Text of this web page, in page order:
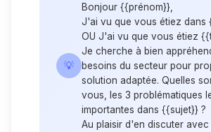
💡
Bonjour {{prénom}},
J'ai vu que vous étiez dans
OU J'ai vu que vous étiez
Je cherche à bien
besoins du secteur pour
solution adaptée. Quelles
vous, les 3 problématiques
importantes dans {{sujet}} ?
Au plaisir d'en discuter avec